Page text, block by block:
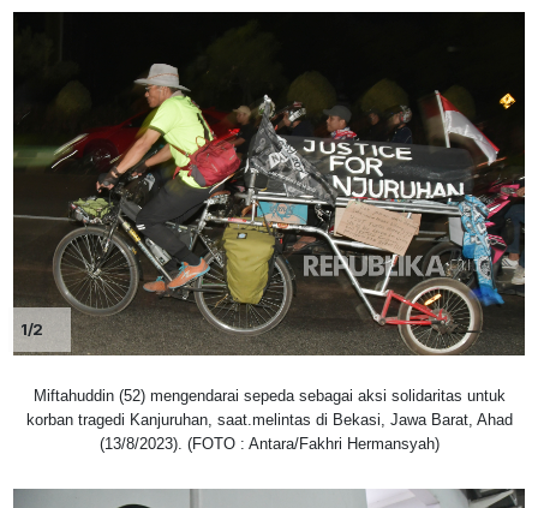
1/2
Miftahuddin (52) mengendarai sepeda sebagai aksi solidaritas untuk
korban tragedi Kanjuruhan, saat.melintas di Bekasi, Jawa Barat, Ahad
(13/8/2023). (FOTO : Antara/Fakhri Hermansyah)